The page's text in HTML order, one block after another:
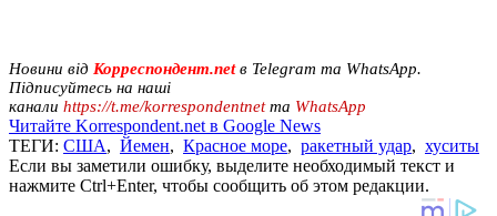
Новини від Корреспондент.netв Telegram та WhatsApp.
Підписуйтесь на наші
канали https://t.me/korrespondentnetта WhatsApp
Читайте Korrespondent.net в Google News
ТЕГИ: США, Йемен, Красное море, ракетный удар, хуситы
Если вы заметили ошибку, выделите необходимый текст и
нажмите Ctrl+Enter, чтобы сообщить об этом редакции.